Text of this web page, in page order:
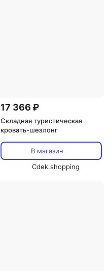
17 366 ₽
Складная туристическая
кровать-шезлонг
В магазин
Cdek.shopping